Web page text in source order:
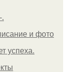
.
и фото
успеха.